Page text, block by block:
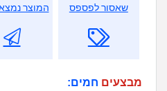
שאסור לפספס
המוצר
מבצעים חמים: